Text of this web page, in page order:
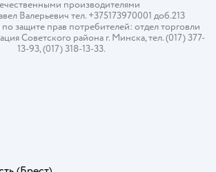
производителями
Валерьевич тел. +375173970001 доб.213
защите прав потребителей: отдел торговли
Советского района г. Минска, тел. (017) 377-
13-93, (017) 318-13-33.